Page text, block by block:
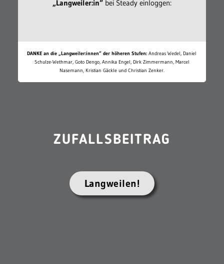
„Langweiler:in“bei Steady einloggen:
DANKE an die „Langweiler:innen“ der höheren Stufen: Andreas Wedel, Daniel
Schulze-Wethmar, Goto Dengo, Annika Engel, Dirk Zimmermann, Marcel
Nasemann, Kristian Gäckle und Christian Zenker.
ZUFALLSBEITRAG
Langweilen!